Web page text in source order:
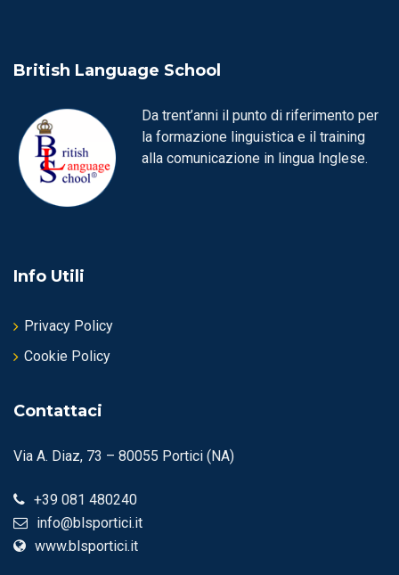
British Language School
Da trent’anni il punto di riferimento per
la formazione linguistica e il training
alla comunicazione in lingua Inglese.
Info Utili
Privacy Policy
Cookie Policy
Contattaci
Via A. Diaz, 73 – 80055 Portici (NA)
+39 081 480240
info@blsportici.it
www.blsportici.it